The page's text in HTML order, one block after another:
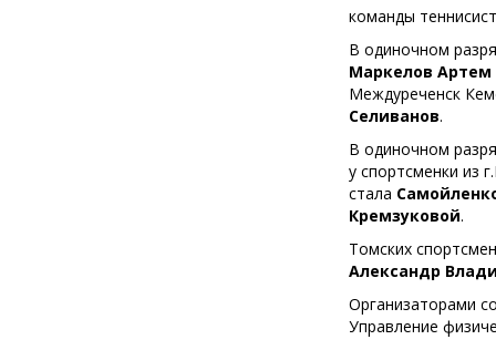
команды
В одиночном
Маркелов Артем
Междуреченск
Селиванов.
В одиночном
у спортсменки из
стала
Кремзуковой.
Томских
Александр
Организаторами
Управление